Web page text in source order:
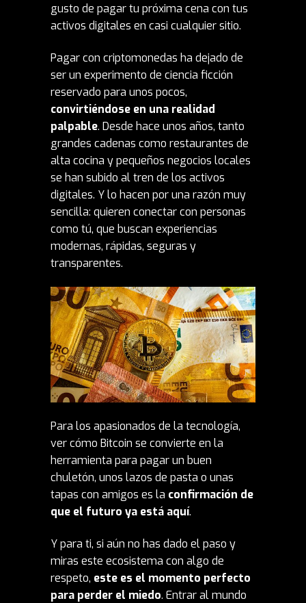
gusto de pagar tu próxima cena con tus
activos digitales en casi cualquier sitio.
Pagar con criptomonedas ha dejado de
ser un experimento de ciencia ficción
reservado para unos pocos,
convirtiéndose en una realidad
palpable. Desde hace unos años, tanto
grandes cadenas como restaurantes de
alta cocina y pequeños negocios locales
se han subido al tren de los activos
digitales. Y lo hacen por una razón muy
sencilla: quieren conectar con personas
como tú, que buscan experiencias
modernas, rápidas, seguras y
transparentes.
Para los apasionados de la tecnología,
ver cómo Bitcoin se convierte en la
herramienta para pagar un buen
chuletón, unos lazos de pasta o unas
tapas con amigos es la confirmación de
que el futuro ya está aquí.
Y para ti, si aún no has dado el paso y
miras este ecosistema con algo de
respeto, este es el momento perfecto
para perder el miedo. Entrar al mundo